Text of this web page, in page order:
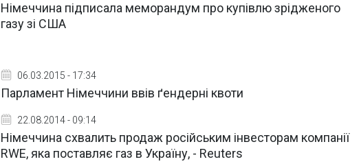
Німеччина підписала меморандум про купівлю зрідженого
газу зі США
06.03.2015 - 17:34
Парламент Німеччини ввів ґендерні квоти
22.08.2014 - 09:14
Німеччина схвалить продаж російським інвесторам компанії
RWE, яка поставляє газ в Україну, - Reuters